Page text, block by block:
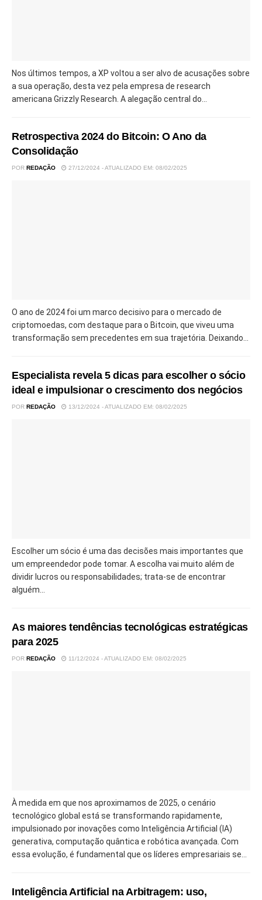
Nos últimos tempos, a XP voltou a ser alvo de acusações sobre
a sua operação, desta vez pela empresa de research
americana Grizzly Research. A alegação central do...
Retrospectiva 2024 do Bitcoin: O Ano da
Consolidação
POR REDAÇÃO 27/12/2024 - ATUALIZADO EM: 08/02/2025
O ano de 2024 foi um marco decisivo para o mercado de
criptomoedas, com destaque para o Bitcoin, que viveu uma
transformação sem precedentes em sua trajetória. Deixando...
Especialista revela 5 dicas para escolher o sócio
ideal e impulsionar o crescimento dos negócios
POR REDAÇÃO 13/12/2024 - ATUALIZADO EM: 08/02/2025
Escolher um sócio é uma das decisões mais importantes que
um empreendedor pode tomar. A escolha vai muito além de
dividir lucros ou responsabilidades; trata-se de encontrar
alguém...
As maiores tendências tecnológicas estratégicas
para 2025
POR REDAÇÃO 11/12/2024 - ATUALIZADO EM: 08/02/2025
À medida em que nos aproximamos de 2025, o cenário
tecnológico global está se transformando rapidamente,
impulsionado por inovações como Inteligência Artificial (IA)
generativa, computação quântica e robótica avançada. Com
essa evolução, é fundamental que os líderes empresariais se...
Inteligência Artificial na Arbitragem: uso,